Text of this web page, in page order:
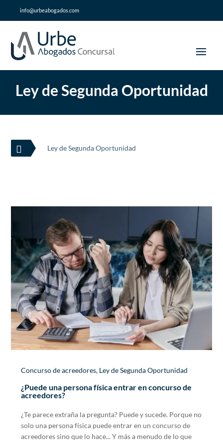
info@urbeabogados.com
Ley de Segunda Oportunidad
 Ley de Segunda Oportunidad
Concurso de acreedores, Ley de Segunda Oportunidad
¿Puede una persona física entrar en concurso de
acreedores?
¿Te parece extraña la pregunta? Puede y sucede. Porque no
solo una persona física puede entrar en un concurso de
acreedores sino que lo hace... Y más a menudo de lo que